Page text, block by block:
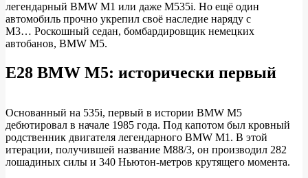
эволюция
легендарный BMW M1 или даже M535i. Но ещё один
автомобиль прочно укрепил своё наследие наряду с
M3… Роскошный седан, бомбардировщик немецких
автобанов, BMW M5.
E28 BMW M5: исторически первый
Основанный на 535i, первый в истории BMW M5
дебютировал в начале 1985 года. Под капотом был кровный
родственник двигателя легендарного BMW M1. В этой
итерации, получившей название M88/3, он производил 282
лошадиных силы и 340 Ньютон-метров крутящего момента.